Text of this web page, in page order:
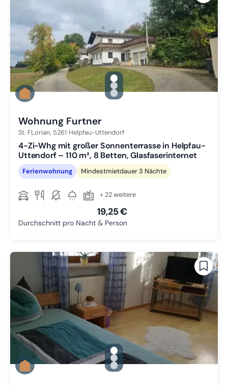
gallery.slide_selector
Zu Slide 1 wechseln
Zu Slide 2 wechseln
Zu Slide 3 wechseln
Wohnung Furtner
St. FLorian, 5261 Helpfau-Uttendorf
4-Zi-Whg mit großer Sonnenterrasse in Helpfau-
Uttendorf – 110 m², 8 Betten, Glasfaserinternet
Ferienwohnung Mindestmietdauer 3 Nächte
+ 22 weitere
19,25 €
Durchschnitt pro Nacht & Person
gallery.slide_selector
Zu Slide 1 wechseln
Zu Slide 2 wechseln
Zu Slide 3 wechseln